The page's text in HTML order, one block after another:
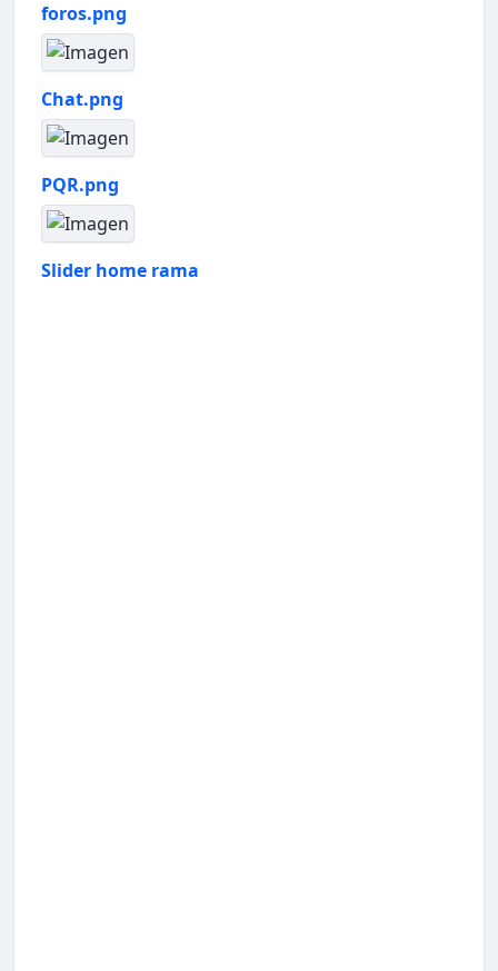
foros.png
Chat.png
PQR.png
Slider home rama